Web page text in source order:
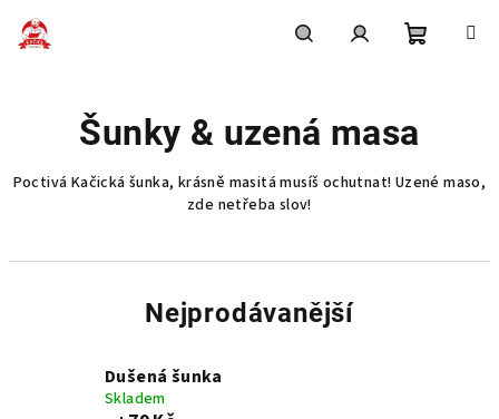
obsah
košík
Šunky & uzená masa
Poctivá Kačická šunka, krásně masitá musíš ochutnat! Uzené maso,
zde netřeba slov!
Nejprodávanější
Dušená šunka
Skladem